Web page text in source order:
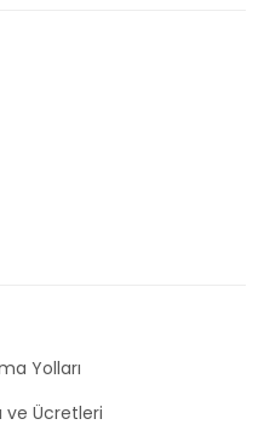
Yolları
ve Ücretleri